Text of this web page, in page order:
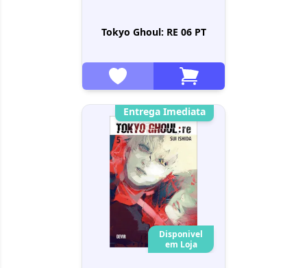
Tokyo Ghoul: RE 06 PT
Entrega Imediata
Disponivel
em Loja